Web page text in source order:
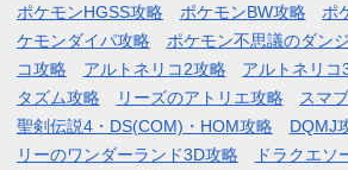
ポケモンHGSS攻略 ポケモンBW攻略 ポ
ケモンダイパ攻略
ポケモン不思議のダン
コ攻略
アルトネリコ2攻略 アルトネリコ
タズム攻略
リーズのアトリエ攻略 スマ
聖剣伝説4・DS(COM)・HOM攻略
DQMJ
リーのワンダーランド3D攻略
ドラクエソ